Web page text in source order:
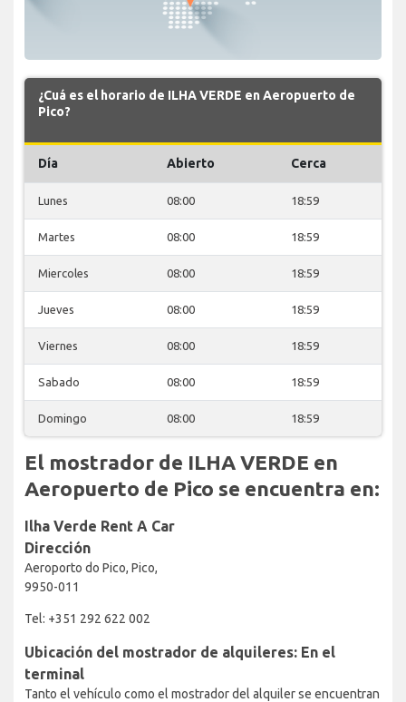
¿Cuá es el horario de ILHA VERDE en Aeropuerto de
Pico?
Día Abierto Cerca
Lunes 08:00 18:59
Martes 08:00 18:59
Miercoles 08:00 18:59
Jueves 08:00 18:59
Viernes 08:00 18:59
Sabado 08:00 18:59
Domingo 08:00 18:59
El mostrador de ILHA VERDE en
Aeropuerto de Pico se encuentra en:
Ilha Verde Rent A Car
Dirección
Aeroporto do Pico, Pico,
9950-011
Tel: +351 292 622 002
Ubicación del mostrador de alquileres: En el
terminal
Tanto el vehículo como el mostrador del alquiler se encuentran